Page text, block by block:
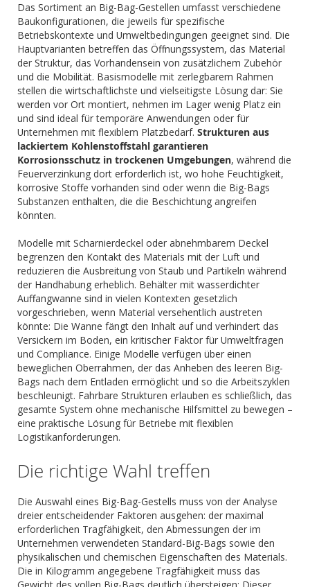
Das Sortiment an Big-Bag-Gestellen umfasst verschiedene
Baukonfigurationen, die jeweils für spezifische
Betriebskontexte und Umweltbedingungen geeignet sind. Die
Hauptvarianten betreffen das Öffnungssystem, das Material
der Struktur, das Vorhandensein von zusätzlichem Zubehör
und die Mobilität. Basismodelle mit zerlegbarem Rahmen
stellen die wirtschaftlichste und vielseitigste Lösung dar: Sie
werden vor Ort montiert, nehmen im Lager wenig Platz ein
und sind ideal für temporäre Anwendungen oder für
Unternehmen mit flexiblem Platzbedarf. Strukturen aus
lackiertem Kohlenstoffstahl garantieren
Korrosionsschutz in trockenen Umgebungen, während die
Feuerverzinkung dort erforderlich ist, wo hohe Feuchtigkeit,
korrosive Stoffe vorhanden sind oder wenn die Big-Bags
Substanzen enthalten, die die Beschichtung angreifen
könnten.
Modelle mit Scharnierdeckel oder abnehmbarem Deckel
begrenzen den Kontakt des Materials mit der Luft und
reduzieren die Ausbreitung von Staub und Partikeln während
der Handhabung erheblich. Behälter mit wasserdichter
Auffangwanne sind in vielen Kontexten gesetzlich
vorgeschrieben, wenn Material versehentlich austreten
könnte: Die Wanne fängt den Inhalt auf und verhindert das
Versickern im Boden, ein kritischer Faktor für Umweltfragen
und Compliance. Einige Modelle verfügen über einen
beweglichen Oberrahmen, der das Anheben des leeren Big-
Bags nach dem Entladen ermöglicht und so die Arbeitszyklen
beschleunigt. Fahrbare Strukturen erlauben es schließlich, das
gesamte System ohne mechanische Hilfsmittel zu bewegen –
eine praktische Lösung für Betriebe mit flexiblen
Logistikanforderungen.
Die richtige Wahl treffen
Die Auswahl eines Big-Bag-Gestells muss von der Analyse
dreier entscheidender Faktoren ausgehen: der maximal
erforderlichen Tragfähigkeit, den Abmessungen der im
Unternehmen verwendeten Standard-Big-Bags sowie den
physikalischen und chemischen Eigenschaften des Materials.
Die in Kilogramm angegebene Tragfähigkeit muss das